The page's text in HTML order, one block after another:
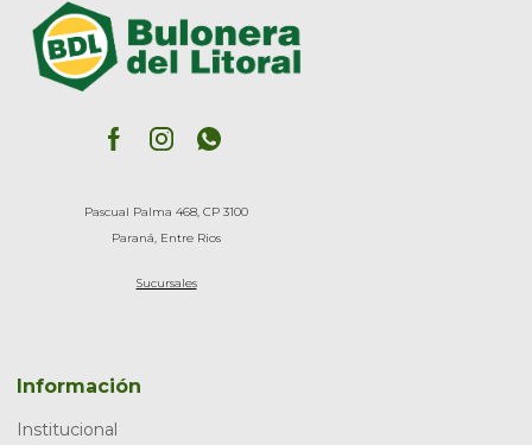
Pascual Palma 468, CP 3100
Paraná, Entre Rios
Sucursales
Información
Institucional